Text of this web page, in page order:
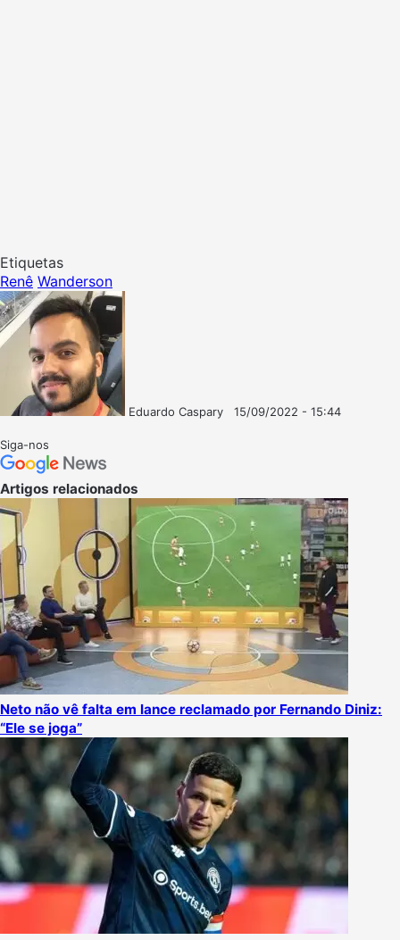
Etiquetas
Renê Wanderson
Eduardo Caspary
15/09/2022 - 15:44
Siga-nos
Artigos relacionados
Neto não vê falta em lance reclamado por Fernando Diniz:
“Ele se joga”